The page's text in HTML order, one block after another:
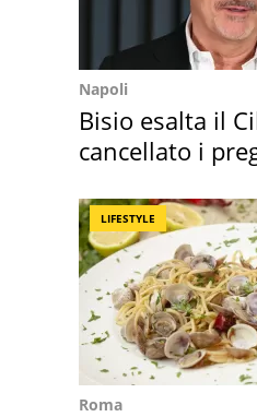
Napoli
Bisio esalta il
cancellato i
LIFESTYLE
Roma